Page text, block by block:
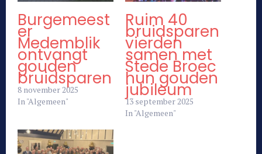
Burgemeest
er
Medemblik
ontvangt
gouden
bruidsparen
8 november 2025
In "Algemeen"
Ruim 40
bruidsparen
vierden
samen met
Stede Broec
hun gouden
jubileum
13 september 2025
In "Algemeen"